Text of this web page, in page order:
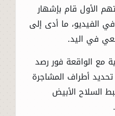
الأول قام بإشهار
الفيديو، ما أدى إلى
في اليد.
مع الواقعة فور رصد
تحديد أطراف المشاجرة
السلاح الأبيض